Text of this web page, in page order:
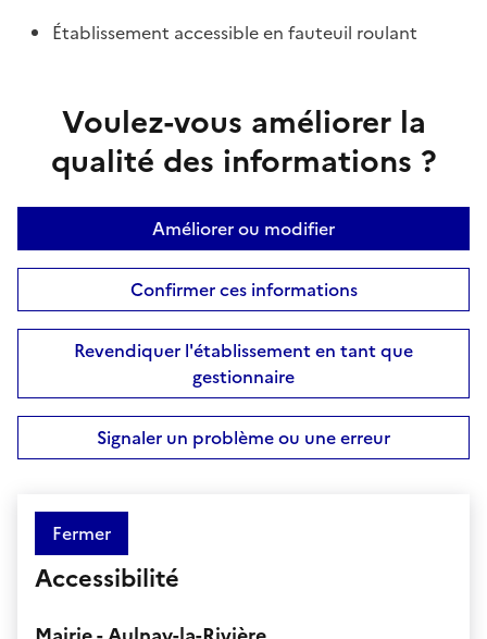
Établissement accessible en fauteuil roulant
Voulez-vous améliorer la
qualité des informations ?
Améliorer ou modifier
Confirmer ces informations
Revendiquer l'établissement en tant que
gestionnaire
Signaler un problème ou une erreur
Fermer
Accessibilité